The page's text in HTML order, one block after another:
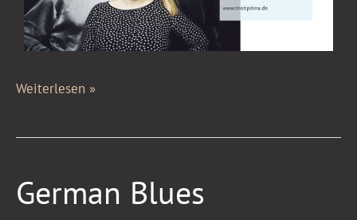
Weiterlesen »
German Blues
German
Blues